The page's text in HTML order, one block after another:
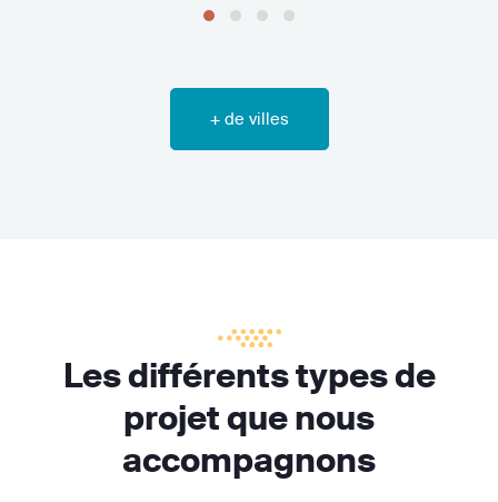
+ de villes
Les différents types de
projet que nous
accompagnons